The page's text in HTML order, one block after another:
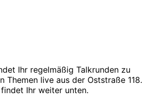
Ihr regelmäßig Talkrunden zu
Themen live aus der Oststraße 118.
Ihr weiter unten.